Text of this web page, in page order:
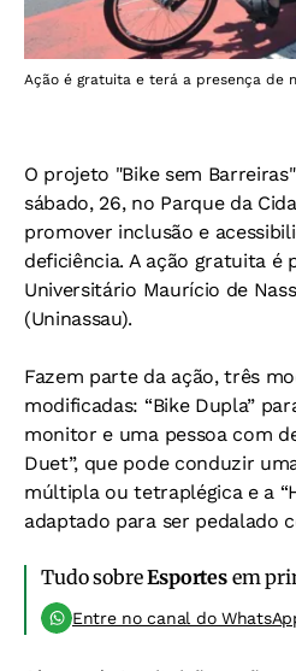
Ação é gratuita e terá a presença de
O projeto "Bike sem
sábado, 26, no Parque da
promover inclusão e
deficiência. A ação gratuita é
Universitário Maurício de
(Uninassau).
Fazem parte da ação, três
modificadas: “Bike Dupla”
monitor e uma pessoa com
Duet”, que pode conduzir
múltipla ou tetraplégica e a
adaptado para ser pedalado
Tudo sobreEsportesem
Entre no canal do